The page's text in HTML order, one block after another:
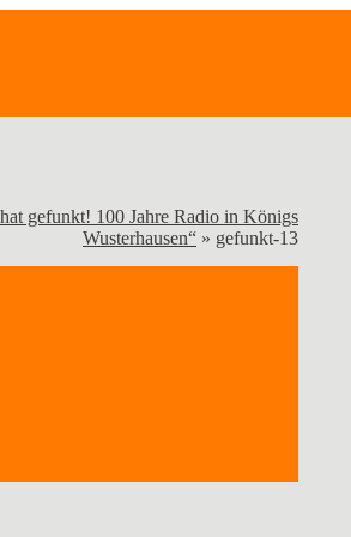
gefunkt! 100 Jahre Radio in Königs
Wusterhausen“ » gefunkt-13